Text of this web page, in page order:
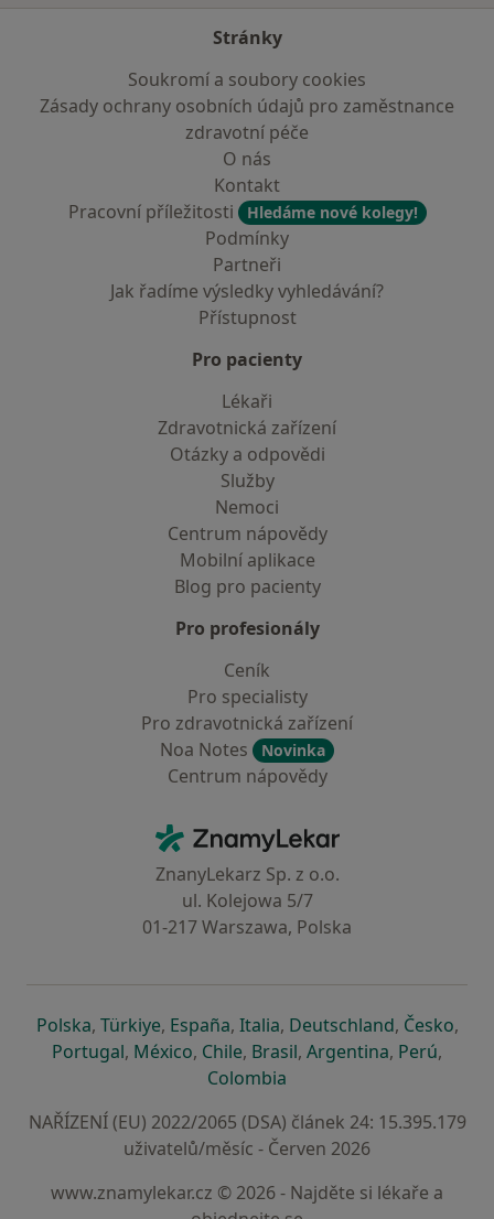
Stránky
Soukromí a soubory cookies
Zásady ochrany osobních údajů pro zaměstnance
zdravotní péče
O nás
Kontakt
Pracovní příležitosti
Hledáme nové kolegy!
Podmínky
Partneři
Jak řadíme výsledky vyhledávání?
Přístupnost
Pro pacienty
Lékaři
Zdravotnická zařízení
Otázky a odpovědi
Služby
Nemoci
Centrum nápovědy
Mobilní aplikace
Blog pro pacienty
Pro profesionály
Ceník
Pro specialisty
Pro zdravotnická zařízení
Noa Notes
Novinka
Centrum nápovědy
ZnamyLekar - Hlavní stránka
ZnanyLekarz Sp. z o.o.
ul. Kolejowa 5/7
01-217 Warszawa, Polska
Polskase otevře v nové záložce
, Türkiyese otevře v nové záložce
, Españase otevře v nové záložce
, Italiase otevře v nové záložce
, Deutschlandse otevře v
, Českose
,
Portugalse otevře v nové záložce
, Méxicose otevře v nové záložce
, Chilese otevře v nové záložce
, Brasilse otevře v nové
, Argentinase otevře v
, Perúse
,
Colombia
NAŘÍZENÍ (EU) 2022/2065 (DSA) článek 24: 15.395.179
uživatelů/měsíc - Červen 2026
www.znamylekar.cz © 2026 - Najděte si lékaře a